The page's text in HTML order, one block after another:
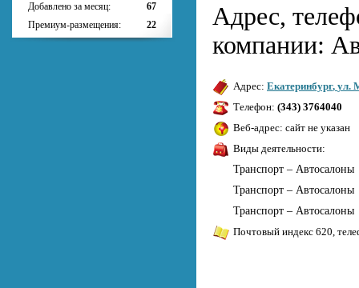
Адрес,
компании:
Адрес: Екатеринбург, ул.
Телефон: (343) 3764040
Веб-адрес: сайт не указан
Виды деятельности:
Транспорт – Автосалоны
Транспорт – Автосалоны
Транспорт – Автосалоны
Почтовый индекс 620,
Добавлено за месяц:
67
Премиум-размещения:
22